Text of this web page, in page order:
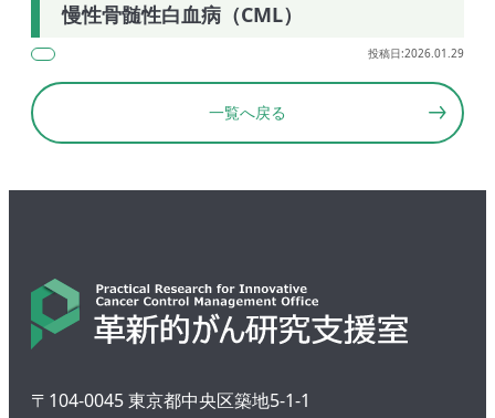
慢性骨髄性白血病（CML）
投稿日:2026.01.29
一覧へ戻る
〒104-0045 東京都中央区築地5-1-1